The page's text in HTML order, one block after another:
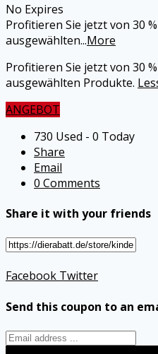
No Expires
Profitieren Sie jetzt von 30
ausgewählten...More
Profitieren Sie jetzt von 30
ausgewählten Produkte.
ANGEBOT
730 Used - 0 Today
Share
Email
0 Comments
Share it with your friends
Facebook Twitter
Send this coupon to an